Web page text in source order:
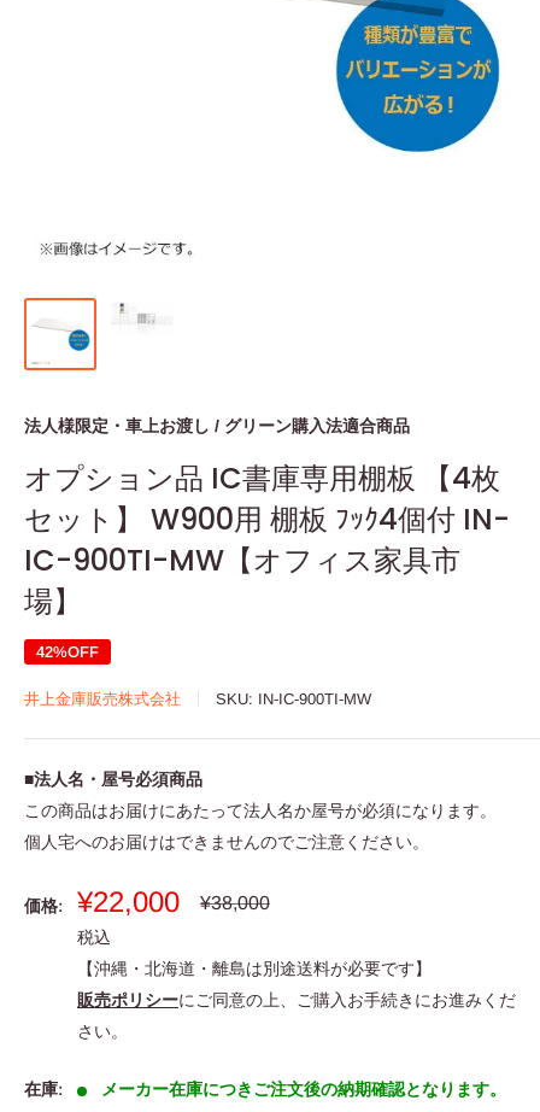
法人様限定・車上お渡し / グリーン購入法適合商品
オプション品 IC書庫専用棚板 【4枚
セット】 W900用 棚板 ﾌｯｸ4個付 IN-
IC-900TI-MW【オフィス家具市
場】
42%OFF
井上金庫販売株式会社 SKU: IN-IC-900TI-MW
■法人名・屋号必須商品
この商品はお届けにあたって法人名か屋号が必須になります。
個人宅へのお届けはできませんのでご注意ください。
価格:
販
売
価
格
¥22,000
通
格
¥38,000
税込
【沖縄・北海道・離島は別途送料が必要です】
販売ポリシーにご同意の上、ご購入お手続きにお進みくだ
さい。
在庫: メーカー在庫につきご注文後の納期確認となります。